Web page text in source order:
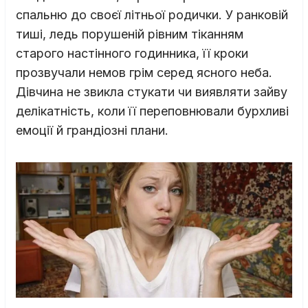
спальню до своєї літньої родички. У ранковій
тиші, ледь порушеній рівним тіканням
старого настінного годинника, її кроки
прозвучали немов грім серед ясного неба.
Дівчина не звикла стукати чи виявляти зайву
делікатність, коли її переповнювали бурхливі
емоції й грандіозні плани.